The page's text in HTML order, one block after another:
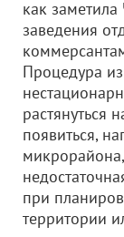
как
заведения
Процедура
растянуться
появиться,
при
территории